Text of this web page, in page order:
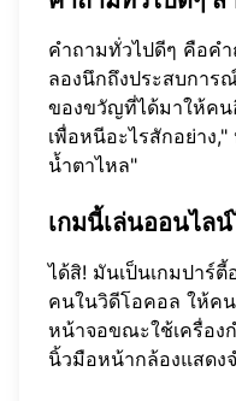
คำถามทั่วไปดีๆ คือคำ
ลองนึกถึงประสบการ
ของขวัญที่ได้มาให้คน
เพื่อหนีอะไรสักอย่าง
น้ำตาไหล"
เกมนี้เล่นออนไล
ได้สิ! มันเป็นเกมปาร์
คนในวิดีโอคอล ให้ค
หน้าจอขณะใช้เครื่อง
นิ้วมือหน้ากล้องแสดง